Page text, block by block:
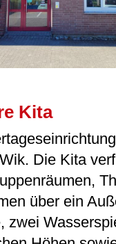
Kita
Die Kita
über ein
zwei